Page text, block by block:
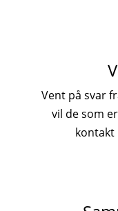
Vent på svar
vil de som
kontakt